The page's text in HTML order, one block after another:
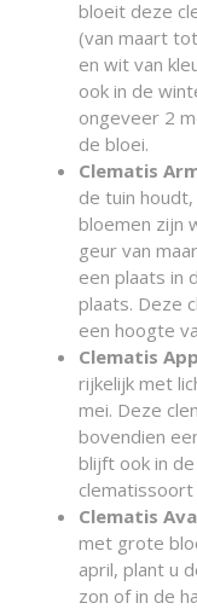
bloeit deze
(van maart
en wit van
ook in de
ongeveer 2
de bloei.
Clematis
de tuin
bloemen zijn
geur van
een plaats in
plaats. Deze
een hoogte
Clematis
rijkelijk met
mei. Deze
bovendien
blijft ook in
Clematis
met grote
april, plant u
zon of in de